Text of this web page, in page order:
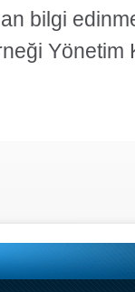
bilgi
Yönetim